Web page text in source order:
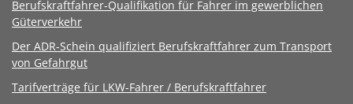
Berufskraftfahrer-Qualifikation für Fahrer im gewerblichen
Güterverkehr
Der ADR-Schein qualifiziert Berufskraftfahrer zum Transport
von Gefahrgut
Tarifverträge für LKW-Fahrer / Berufskraftfahrer